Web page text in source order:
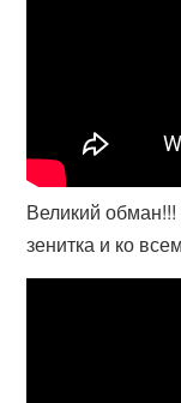
Великий
зенитка и ко